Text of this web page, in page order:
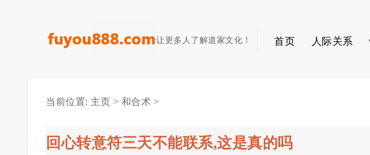
让更多人了解道家文化！ 首页 人际关系
当前位置: 主页 > 和合术 >
回心转意符三天不能联系,这是真的吗